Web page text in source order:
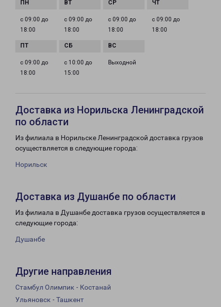
с 09:00 до
18:00
с 09:00 до
18:00
с 09:00 до
18:00
с 09:00 до
18:00
с 09:00 до
18:00
с 10:00 до
15:00
Выходной
Доставка из Норильска Ленинградской
по области
Из филиала в Норильске Ленинградской доставка грузов
осуществляется в следующие города:
Норильск
Доставка из Душанбе по области
Из филиала в Душанбе доставка грузов осуществляется в
следующие города:
Душанбе
Другие направления
Стамбул Олимпик - Костанай
Ульяновск - Ташкент